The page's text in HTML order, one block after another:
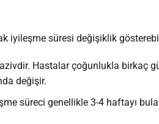
iyileşme süresi değişiklik
Hastalar çoğunlukla birkaç
değişir.
süreci genellikle 3-4 haftayı